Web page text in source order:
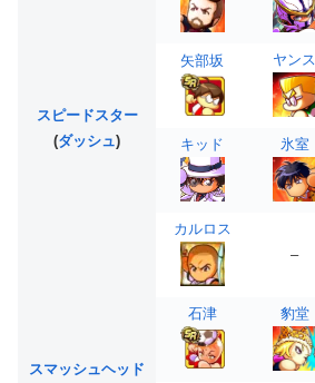
スピードスター
(ダッシュ)
矢部坂 ヤンス
キッド 氷室
カルロス
–
スマッシュヘッド
石津
豹堂